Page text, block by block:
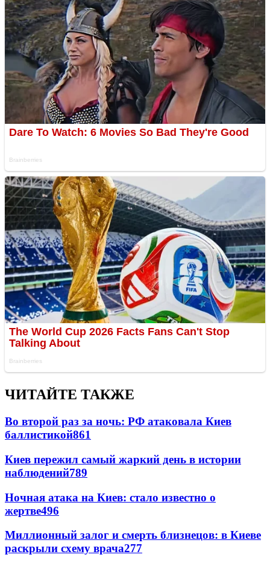
ЧИТАЙТЕ ТАКЖЕ
Во второй раз за ночь: РФ атаковала Киев
баллистикой861
Киев пережил самый жаркий день в истории
наблюдений789
Ночная атака на Киев: стало известно о
жертве496
Миллионный залог и смерть близнецов: в Киеве
раскрыли схему врача277